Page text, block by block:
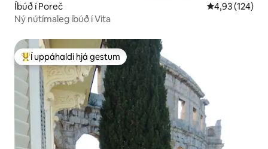
Íbúð í Poreč 4,93 af 5 í
4,93 (124)
Ný nútímaleg íbúð í Vita
Í mestu uppáhaldi hjá gestum
Í uppáhaldi hjá gestum